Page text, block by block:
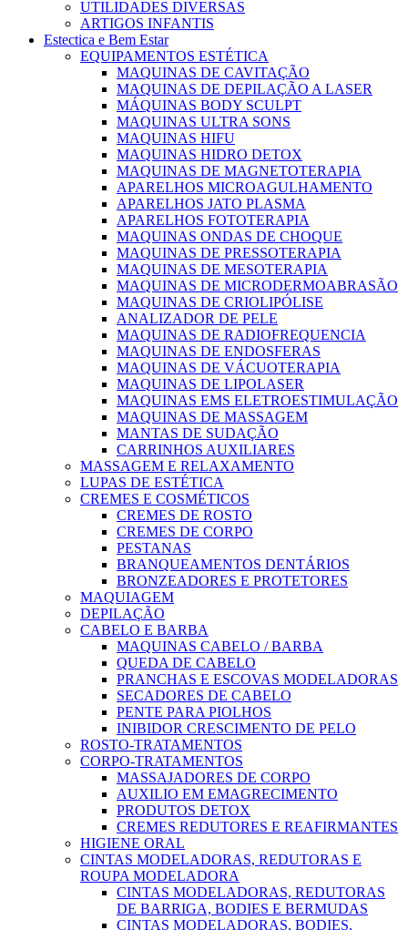
UTILIDADES DIVERSAS
ARTIGOS INFANTIS
Estectica e Bem Estar
EQUIPAMENTOS ESTÉTICA
MAQUINAS DE CAVITAÇÃO
MAQUINAS DE DEPILAÇÃO A LASER
MÁQUINAS BODY SCULPT
MAQUINAS ULTRA SONS
MAQUINAS HIFU
MAQUINAS HIDRO DETOX
MAQUINAS DE MAGNETOTERAPIA
APARELHOS MICROAGULHAMENTO
APARELHOS JATO PLASMA
APARELHOS FOTOTERAPIA
MAQUINAS ONDAS DE CHOQUE
MAQUINAS DE PRESSOTERAPIA
MAQUINAS DE MESOTERAPIA
MAQUINAS DE MICRODERMOABRASÃO
MAQUINAS DE CRIOLIPÓLISE
ANALIZADOR DE PELE
MAQUINAS DE RADIOFREQUENCIA
MAQUINAS DE ENDOSFERAS
MAQUINAS DE VÁCUOTERAPIA
MAQUINAS DE LIPOLASER
MAQUINAS EMS ELETROESTIMULAÇÃO
MAQUINAS DE MASSAGEM
MANTAS DE SUDAÇÃO
CARRINHOS AUXILIARES
MASSAGEM E RELAXAMENTO
LUPAS DE ESTÉTICA
CREMES E COSMÉTICOS
CREMES DE ROSTO
CREMES DE CORPO
PESTANAS
BRANQUEAMENTOS DENTÁRIOS
BRONZEADORES E PROTETORES
MAQUIAGEM
DEPILAÇÃO
CABELO E BARBA
MAQUINAS CABELO / BARBA
QUEDA DE CABELO
PRANCHAS E ESCOVAS MODELADORAS
SECADORES DE CABELO
PENTE PARA PIOLHOS
INIBIDOR CRESCIMENTO DE PELO
ROSTO-TRATAMENTOS
CORPO-TRATAMENTOS
MASSAJADORES DE CORPO
AUXILIO EM EMAGRECIMENTO
PRODUTOS DETOX
CREMES REDUTORES E REAFIRMANTES
HIGIENE ORAL
CINTAS MODELADORAS, REDUTORAS E
ROUPA MODELADORA
CINTAS MODELADORAS, REDUTORAS
DE BARRIGA, BODIES E BERMUDAS
CINTAS MODELADORAS, BODIES,